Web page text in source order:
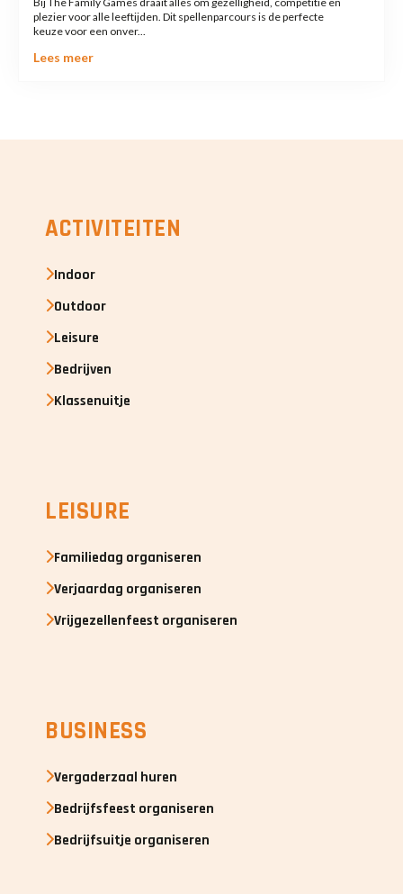
plezier voor alle leeftijden. Dit spellenparcours is de perfecte
keuze voor een onver...
Lees meer
ACTIVITEITEN
Indoor
Outdoor
Leisure
Bedrijven
Klassenuitje
LEISURE
Familiedag organiseren
Verjaardag organiseren
Vrijgezellenfeest organiseren
BUSINESS
Vergaderzaal huren
Bedrijfsfeest organiseren
Bedrijfsuitje organiseren